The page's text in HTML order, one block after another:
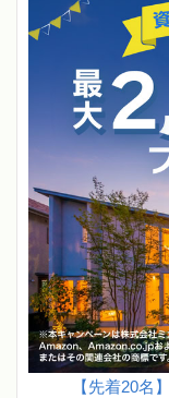
【先着20名